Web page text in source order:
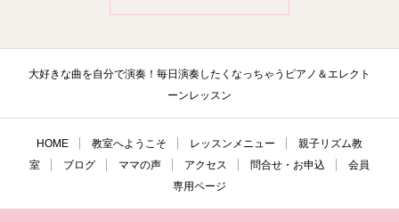
大好きな曲を自分で演奏！毎日演奏したくなっちゃうピアノ＆エレクト
ーンレッスン
HOME 教室へようこそ レッスンメニュー
親子リズム教
室
ブログ ママの声 アクセス 問合せ・お申込
会員
専用ページ